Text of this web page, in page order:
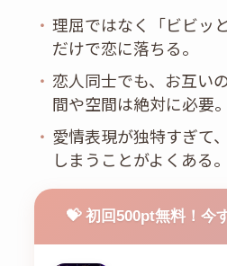
・ 理屈ではなく「ビビッ
だけで恋に落ちる。
・ 恋人同士でも、お互い
間や空間は絶対に必要。
・ 愛情表現が独特すぎて
しまうことがよくある。
💝 初回500pt無料！今